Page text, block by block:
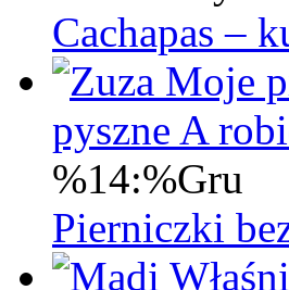
Cachapas –
Moje
pyszne A
%14:%Gru
Pierniczki